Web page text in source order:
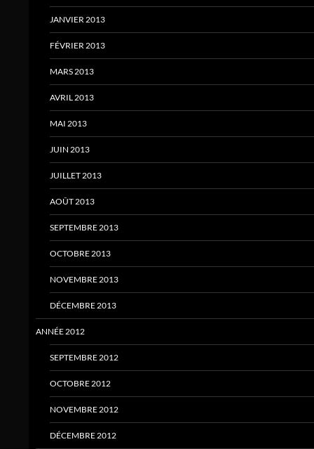
JANVIER 2013
FÉVRIER 2013
MARS 2013
AVRIL 2013
MAI 2013
JUIN 2013
JUILLET 2013
AOÛT 2013
SEPTEMBRE 2013
OCTOBRE 2013
NOVEMBRE 2013
DÉCEMBRE 2013
ANNÉE 2012
SEPTEMBRE 2012
OCTOBRE 2012
NOVEMBRE 2012
DÉCEMBRE 2012